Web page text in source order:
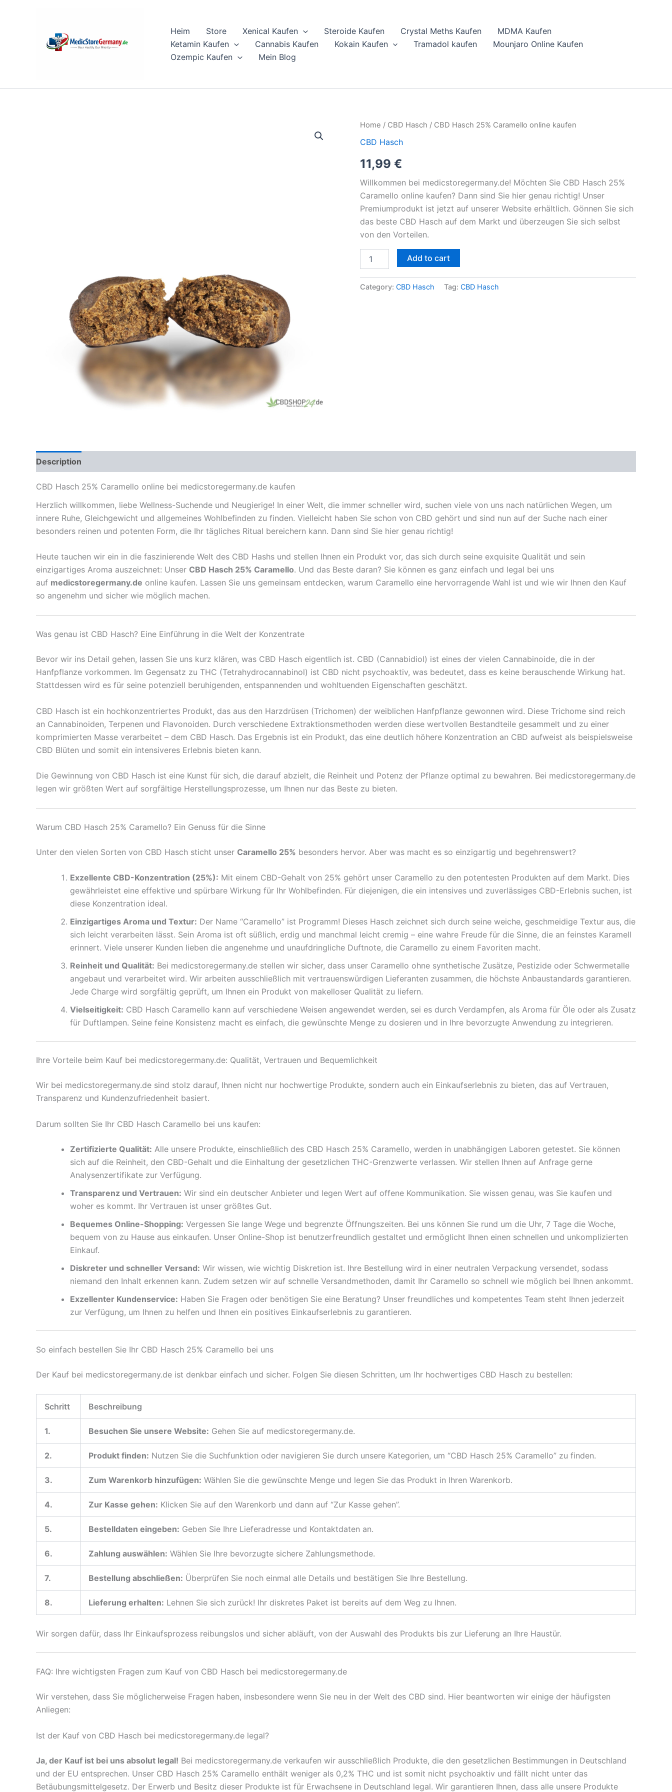
Heim Store Xenical Kaufen Steroide Kaufen Crystal Meths Kaufen
MDMA Kaufen
Ketamin Kaufen
Cannabis Kaufen Kokain Kaufen Tramadol kaufen
Mounjaro Online Kaufen
Ozempic Kaufen
Mein Blog
Home / CBD Hasch / CBD Hasch 25% Caramello online kaufen
CBD Hasch
11,99 €
Willkommen bei medicstoregermany.de! Möchten Sie CBD Hasch 25%
Caramello online kaufen? Dann sind Sie hier genau richtig! Unser
Premiumprodukt ist jetzt auf unserer Website erhältlich. Gönnen Sie sich
das beste CBD Hasch auf dem Markt und überzeugen Sie sich selbst
von den Vorteilen.
CBD
25%
online
kaufen
quantity
Add to cart
Category: CBD Hasch Tag: CBD Hasch
Description
CBD Hasch 25% Caramello online bei medicstoregermany.de kaufen
Herzlich willkommen, liebe Wellness-Suchende und Neugierige! In einer Welt, die immer schneller wird, suchen viele von uns nach natürlichen Wegen, um
innere Ruhe, Gleichgewicht und allgemeines Wohlbefinden zu finden. Vielleicht haben Sie schon von CBD gehört und sind nun auf der Suche nach einer
besonders reinen und potenten Form, die Ihr tägliches Ritual bereichern kann. Dann sind Sie hier genau richtig!
Heute tauchen wir ein in die faszinierende Welt des CBD Hashs und stellen Ihnen ein Produkt vor, das sich durch seine exquisite Qualität und sein
einzigartiges Aroma auszeichnet: Unser CBD Hasch 25% Caramello. Und das Beste daran? Sie können es ganz einfach und legal bei uns
auf medicstoregermany.de online kaufen. Lassen Sie uns gemeinsam entdecken, warum Caramello eine hervorragende Wahl ist und wie wir Ihnen den Kauf
so angenehm und sicher wie möglich machen.
Was genau ist CBD Hasch? Eine Einführung in die Welt der Konzentrate
Bevor wir ins Detail gehen, lassen Sie uns kurz klären, was CBD Hasch eigentlich ist. CBD (Cannabidiol) ist eines der vielen Cannabinoide, die in der
Hanfpflanze vorkommen. Im Gegensatz zu THC (Tetrahydrocannabinol) ist CBD nicht psychoaktiv, was bedeutet, dass es keine berauschende Wirkung hat.
Stattdessen wird es für seine potenziell beruhigenden, entspannenden und wohltuenden Eigenschaften geschätzt.
CBD Hasch ist ein hochkonzentriertes Produkt, das aus den Harzdrüsen (Trichomen) der weiblichen Hanfpflanze gewonnen wird. Diese Trichome sind reich
an Cannabinoiden, Terpenen und Flavonoiden. Durch verschiedene Extraktionsmethoden werden diese wertvollen Bestandteile gesammelt und zu einer
komprimierten Masse verarbeitet – dem CBD Hasch. Das Ergebnis ist ein Produkt, das eine deutlich höhere Konzentration an CBD aufweist als beispielsweise
CBD Blüten und somit ein intensiveres Erlebnis bieten kann.
Die Gewinnung von CBD Hasch ist eine Kunst für sich, die darauf abzielt, die Reinheit und Potenz der Pflanze optimal zu bewahren. Bei medicstoregermany.de
legen wir größten Wert auf sorgfältige Herstellungsprozesse, um Ihnen nur das Beste zu bieten.
Warum CBD Hasch 25% Caramello? Ein Genuss für die Sinne
Unter den vielen Sorten von CBD Hasch sticht unser Caramello 25% besonders hervor. Aber was macht es so einzigartig und begehrenswert?
Exzellente CBD-Konzentration (25%): Mit einem CBD-Gehalt von 25% gehört unser Caramello zu den potentesten Produkten auf dem Markt. Dies
gewährleistet eine effektive und spürbare Wirkung für Ihr Wohlbefinden. Für diejenigen, die ein intensives und zuverlässiges CBD-Erlebnis suchen, ist
diese Konzentration ideal.
Einzigartiges Aroma und Textur: Der Name “Caramello” ist Programm! Dieses Hasch zeichnet sich durch seine weiche, geschmeidige Textur aus, die
sich leicht verarbeiten lässt. Sein Aroma ist oft süßlich, erdig und manchmal leicht cremig – eine wahre Freude für die Sinne, die an feinstes Karamell
erinnert. Viele unserer Kunden lieben die angenehme und unaufdringliche Duftnote, die Caramello zu einem Favoriten macht.
Reinheit und Qualität: Bei medicstoregermany.de stellen wir sicher, dass unser Caramello ohne synthetische Zusätze, Pestizide oder Schwermetalle
angebaut und verarbeitet wird. Wir arbeiten ausschließlich mit vertrauenswürdigen Lieferanten zusammen, die höchste Anbaustandards garantieren.
Jede Charge wird sorgfältig geprüft, um Ihnen ein Produkt von makelloser Qualität zu liefern.
Vielseitigkeit: CBD Hasch Caramello kann auf verschiedene Weisen angewendet werden, sei es durch Verdampfen, als Aroma für Öle oder als Zusatz
für Duftlampen. Seine feine Konsistenz macht es einfach, die gewünschte Menge zu dosieren und in Ihre bevorzugte Anwendung zu integrieren.
Ihre Vorteile beim Kauf bei medicstoregermany.de: Qualität, Vertrauen und Bequemlichkeit
Wir bei medicstoregermany.de sind stolz darauf, Ihnen nicht nur hochwertige Produkte, sondern auch ein Einkaufserlebnis zu bieten, das auf Vertrauen,
Transparenz und Kundenzufriedenheit basiert.
Darum sollten Sie Ihr CBD Hasch Caramello bei uns kaufen:
Zertifizierte Qualität: Alle unsere Produkte, einschließlich des CBD Hasch 25% Caramello, werden in unabhängigen Laboren getestet. Sie können
sich auf die Reinheit, den CBD-Gehalt und die Einhaltung der gesetzlichen THC-Grenzwerte verlassen. Wir stellen Ihnen auf Anfrage gerne
Analysenzertifikate zur Verfügung.
Transparenz und Vertrauen: Wir sind ein deutscher Anbieter und legen Wert auf offene Kommunikation. Sie wissen genau, was Sie kaufen und
woher es kommt. Ihr Vertrauen ist unser größtes Gut.
Bequemes Online-Shopping: Vergessen Sie lange Wege und begrenzte Öffnungszeiten. Bei uns können Sie rund um die Uhr, 7 Tage die Woche,
bequem von zu Hause aus einkaufen. Unser Online-Shop ist benutzerfreundlich gestaltet und ermöglicht Ihnen einen schnellen und unkomplizierten
Einkauf.
Diskreter und schneller Versand: Wir wissen, wie wichtig Diskretion ist. Ihre Bestellung wird in einer neutralen Verpackung versendet, sodass
niemand den Inhalt erkennen kann. Zudem setzen wir auf schnelle Versandmethoden, damit Ihr Caramello so schnell wie möglich bei Ihnen ankommt.
Exzellenter Kundenservice: Haben Sie Fragen oder benötigen Sie eine Beratung? Unser freundliches und kompetentes Team steht Ihnen jederzeit
zur Verfügung, um Ihnen zu helfen und Ihnen ein positives Einkaufserlebnis zu garantieren.
So einfach bestellen Sie Ihr CBD Hasch 25% Caramello bei uns
Der Kauf bei medicstoregermany.de ist denkbar einfach und sicher. Folgen Sie diesen Schritten, um Ihr hochwertiges CBD Hasch zu bestellen:
Schritt Beschreibung
1. Besuchen Sie unsere Website: Gehen Sie auf medicstoregermany.de.
2. Produkt finden: Nutzen Sie die Suchfunktion oder navigieren Sie durch unsere Kategorien, um “CBD Hasch 25% Caramello” zu finden.
3. Zum Warenkorb hinzufügen: Wählen Sie die gewünschte Menge und legen Sie das Produkt in Ihren Warenkorb.
4. Zur Kasse gehen: Klicken Sie auf den Warenkorb und dann auf “Zur Kasse gehen”.
5. Bestelldaten eingeben: Geben Sie Ihre Lieferadresse und Kontaktdaten an.
6. Zahlung auswählen: Wählen Sie Ihre bevorzugte sichere Zahlungsmethode.
7. Bestellung abschließen: Überprüfen Sie noch einmal alle Details und bestätigen Sie Ihre Bestellung.
8. Lieferung erhalten: Lehnen Sie sich zurück! Ihr diskretes Paket ist bereits auf dem Weg zu Ihnen.
Wir sorgen dafür, dass Ihr Einkaufsprozess reibungslos und sicher abläuft, von der Auswahl des Produkts bis zur Lieferung an Ihre Haustür.
FAQ: Ihre wichtigsten Fragen zum Kauf von CBD Hasch bei medicstoregermany.de
Wir verstehen, dass Sie möglicherweise Fragen haben, insbesondere wenn Sie neu in der Welt des CBD sind. Hier beantworten wir einige der häufigsten
Anliegen:
Ist der Kauf von CBD Hasch bei medicstoregermany.de legal?
Ja, der Kauf ist bei uns absolut legal! Bei medicstoregermany.de verkaufen wir ausschließlich Produkte, die den gesetzlichen Bestimmungen in Deutschland
und der EU entsprechen. Unser CBD Hasch 25% Caramello enthält weniger als 0,2% THC und ist somit nicht psychoaktiv und fällt nicht unter das
Betäubungsmittelgesetz. Der Erwerb und Besitz dieser Produkte ist für Erwachsene in Deutschland legal. Wir garantieren Ihnen, dass alle unsere Produkte